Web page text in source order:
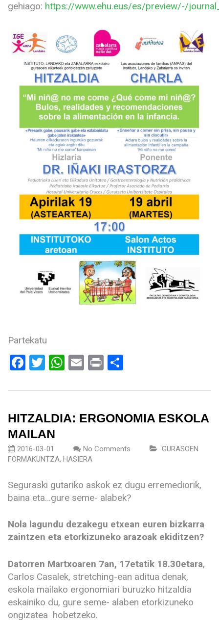
gehiago: https://www.ehu.eus/es/preview/-/
Partekatu
Facebook
Twitter
WhatsApp
Email
PrintShare
HITZALDIA: ERGONOMIA ESKOLA
MAILAN
2016-03-01 No Comments
GURASOEN
FORMAKUNTZA, HASIERA
Seguraski gutariko askok ez dugu erremediorik,
baina eta…gure seme- alabek?
Nola lagundu dezakegu etxean euren bizkarra
zaintzen eta etorkizuneko arazoak ekiditzen?
Datorren Martxoaren 7an, 17etatik 18.30etara,
Carlos Casalek, stretching-ean aditua denak,
eskola mailako ergonomiari buruzko hitzaldia
eskainiko du, gure seme- alaben etorkizuneko
ongizatea hobetzeko.